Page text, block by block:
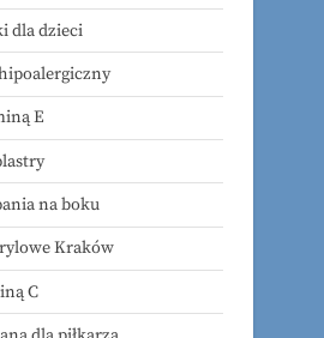
dla dzieci
E
na boku
Kraków
C